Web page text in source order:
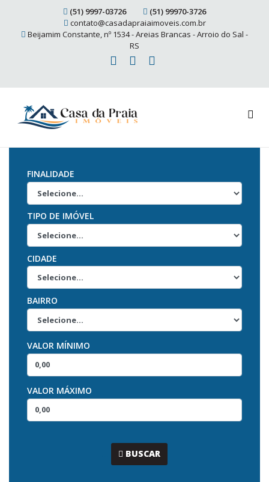
(51) 9997-03726
(51) 99970-3726
contato@casadapraiaimoveis.com.br
Beijamim Constante, nº 1534 - Areias Brancas - Arroio do Sal -
RS
FINALIDADE
TIPO DE IMÓVEL
CIDADE
BAIRRO
VALOR MÍNIMO
VALOR MÁXIMO
BUSCAR